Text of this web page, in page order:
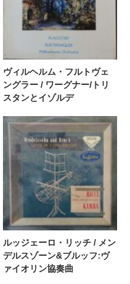
ヴィルヘルム・フルトヴェ
ングラー / ワーグナー/トリ
スタンとイゾルデ
ルッジェーロ・リッチ / メン
デルスゾーン&ブルッフ:ヴ
ァイオリン協奏曲